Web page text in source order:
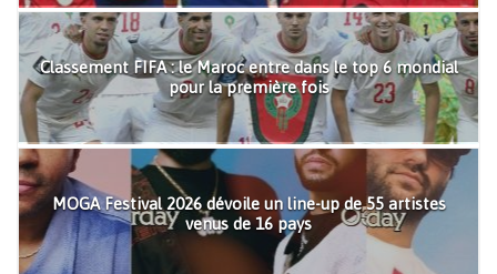
Classement FIFA : le Maroc entre dans le top 6 mondial
pour la première fois
MOGA Festival 2026 dévoile un line-up de 55 artistes
venus de 16 pays